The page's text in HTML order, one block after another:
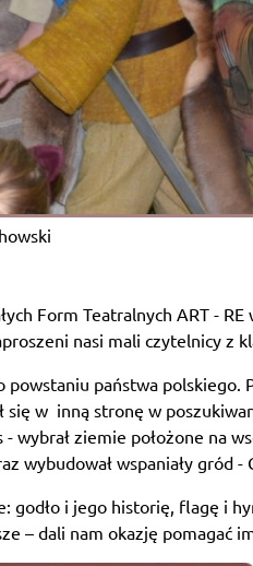
Form Teatralnych ART -
nasi mali czytelnicy z
państwa polskiego.
w inną stronę w
wybrał ziemie położone na
wybudował wspaniały gród -
godło i jego historię, flagę i
– dali nam okazję pomagać